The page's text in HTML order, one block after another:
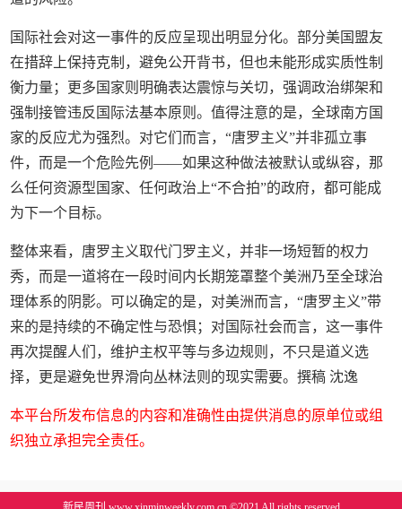
国际社会对这一事件的反应呈现出明显分化。部分美国盟友
在措辞上保持克制，避免公开背书，但也未能形成实质性制
衡力量；更多国家则明确表达震惊与关切，强调政治绑架和
强制接管违反国际法基本原则。值得注意的是，全球南方国
家的反应尤为强烈。对它们而言，“唐罗主义”并非孤立事
件，而是一个危险先例——如果这种做法被默认或纵容，那
么任何资源型国家、任何政治上“不合拍”的政府，都可能成
为下一个目标。
整体来看，唐罗主义取代门罗主义，并非一场短暂的权力
秀，而是一道将在一段时间内长期笼罩整个美洲乃至全球治
理体系的阴影。可以确定的是，对美洲而言，“唐罗主义”带
来的是持续的不确定性与恐惧；对国际社会而言，这一事件
再次提醒人们，维护主权平等与多边规则，不只是道义选
择，更是避免世界滑向丛林法则的现实需要。撰稿 沈逸
本平台所发布信息的内容和准确性由提供消息的原单位或组
织独立承担完全责任。